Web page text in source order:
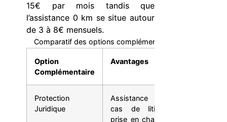
15€ par mois tandis que
l’assistance 0 km se situe autour
de 3 à 8€ mensuels.
Comparatif des options complémentaires d’assurance
Option
Complémentaire
Avantages
Protection
Juridique
Assistance en
cas de litige,
prise en charge